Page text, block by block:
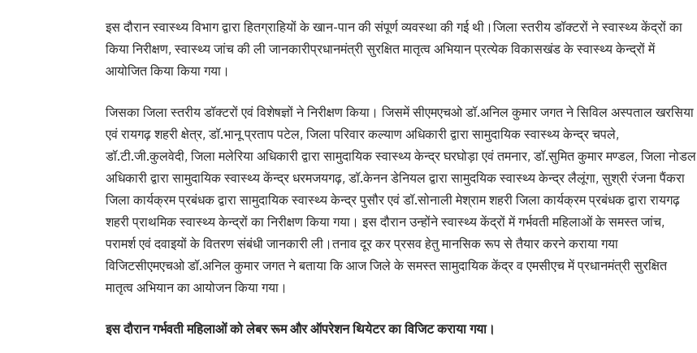
इस दौरान स्वास्थ्य विभाग द्वारा हितग्राहियों के खान-पान की संपूर्ण व्यवस्था की गई थी।जिला स्तरीय डॉक्टरों ने स्वास्थ्य केंद्रों का
किया निरीक्षण, स्वास्थ्य जांच की ली जानकारीप्रधानमंत्री सुरक्षित मातृत्व अभियान प्रत्येक विकासखंड के स्वास्थ्य केन्द्रों में
आयोजित किया किया गया।
जिसका जिला स्तरीय डॉक्टरों एवं विशेषज्ञों ने निरीक्षण किया। जिसमें सीएमएचओ डॉ.अनिल कुमार जगत ने सिविल अस्पताल खरसिया
एवं रायगढ़ शहरी क्षेत्र, डॉ.भानू प्रताप पटेल, जिला परिवार कल्याण अधिकारी द्वारा सामुदायिक स्वास्थ्य केन्द्र चपले,
डॉ.टी.जी.कुलवेदी, जिला मलेरिया अधिकारी द्वारा सामुदायिक स्वास्थ्य केन्द्र घरघोड़ा एवं तमनार, डॉ.सुमित कुमार मण्डल, जिला नोडल
अधिकारी द्वारा सामुदायिक स्वास्थ्य केंन्द्र धरमजयगढ़, डॉ.केनन डेनियल द्वारा सामुदयिक स्वास्थ्य केन्द्र लैलूंगा, सुश्री रंजना पैंकरा
जिला कार्यक्रम प्रबंधक द्वारा सामुदायिक स्वास्थ्य केन्द्र पुसौर एवं डॉ.सोनाली मेश्राम शहरी जिला कार्यक्रम प्रबंधक द्वारा रायगढ़
शहरी प्राथमिक स्वास्थ्य केन्द्रों का निरीक्षण किया गया। इस दौरान उन्होंने स्वास्थ्य केंद्रों में गर्भवती महिलाओं के समस्त जांच,
परामर्श एवं दवाइयों के वितरण संबंधी जानकारी ली।तनाव दूर कर प्रसव हेतु मानसिक रूप से तैयार करने कराया गया
विजिटसीएमएचओ डॉ.अनिल कुमार जगत ने बताया कि आज जिले के समस्त सामुदायिक केंद्र व एमसीएच में प्रधानमंत्री सुरक्षित
मातृत्व अभियान का आयोजन किया गया।
इस दौरान गर्भवती महिलाओं को लेबर रूम और ऑपरेशन थियेटर का विजिट कराया गया।